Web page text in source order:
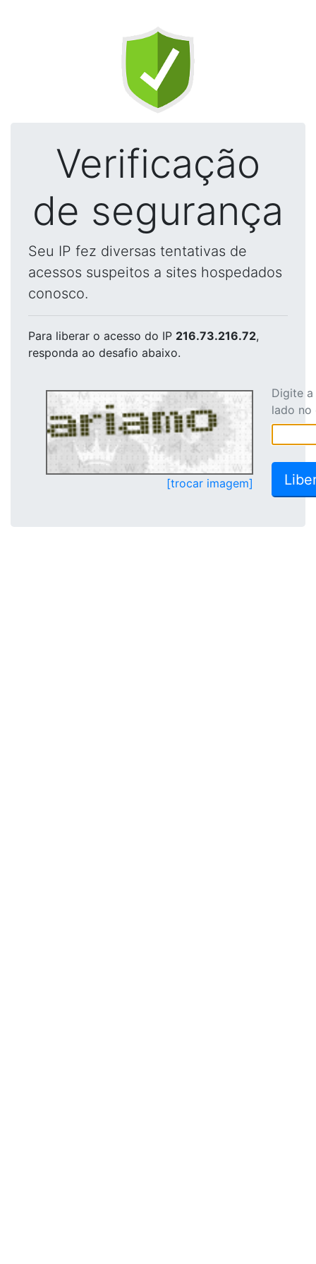
Verificação
de segurança
Seu IP fez diversas tentativas de
acessos suspeitos a sites hospedados
conosco.
Para liberar o acesso do IP 216.73.216.72,
responda ao desafio abaixo.
[trocar imagem]
Digite
lado no